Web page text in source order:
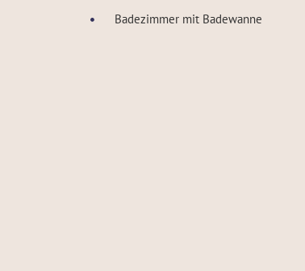
Badezimmer mit Badewanne